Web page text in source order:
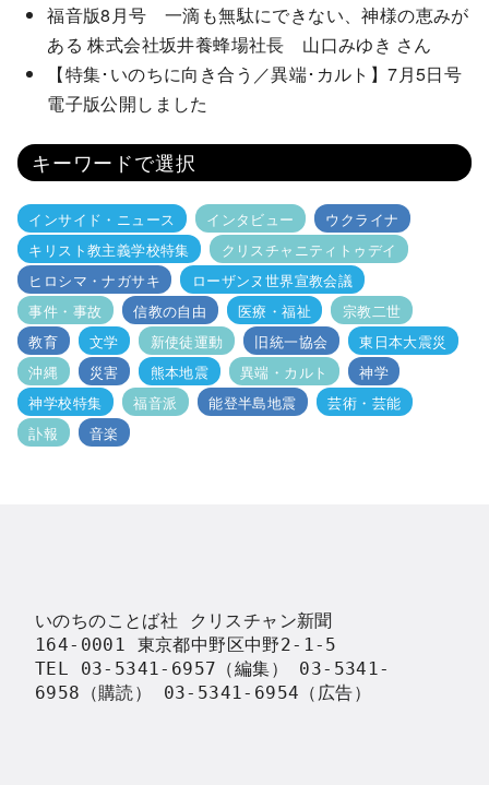
福音版8月号 一滴も無駄にできない、神様の恵みが
ある 株式会社坂井養蜂場社長 山口みゆき さん
【特集･いのちに向き合う／異端･カルト】7月5日号
電子版公開しました
キーワードで選択
インサイド・ニュース インタビュー
ウクライナ
キリスト教主義学校特集
クリスチャニティトゥデイ
ヒロシマ・ナガサキ
ローザンヌ世界宣教会議
事件・事故
信教の自由 医療・福祉
宗教二世
教育
文学 新使徒運動 旧統一協会
東日本大震災
沖縄
災害 熊本地震 異端・カルト
神学
神学校特集
福音派 能登半島地震
芸術・芸能
訃報
音楽
いのちのことば社 クリスチャン新聞
164-0001 東京都中野区中野2-1-5
TEL 03-5341-6957（編集） 03-5341-
6958（購読） 03-5341-6954（広告）